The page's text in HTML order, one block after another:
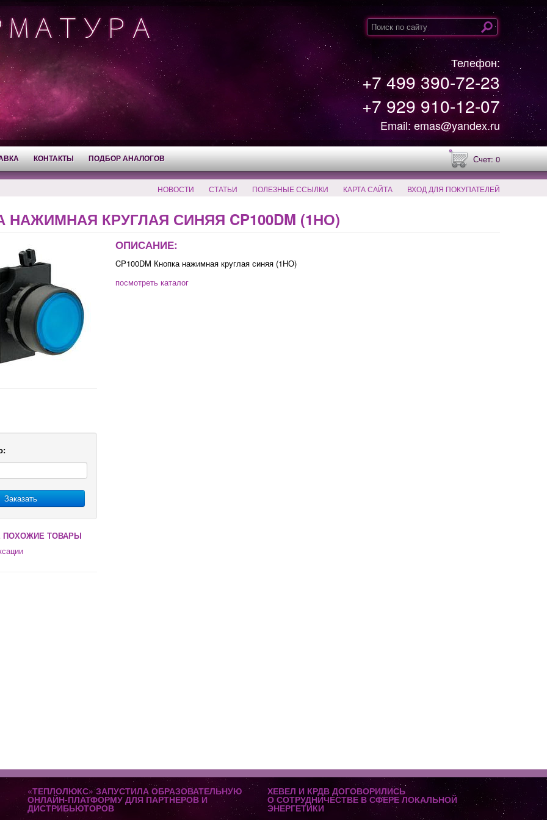
Телефон:
+7 499 390-72-23
+7 929 910-12-07
Email: emas@yandex.ru
КОНТАКТЫ ПОДБОР АНАЛОГОВ Счет: 0
НОВОСТИ СТАТЬИ ПОЛЕЗНЫЕ ССЫЛКИ КАРТА САЙТА ВХОД ДЛЯ ПОКУПАТЕЛЕЙ
НАЖИМНАЯ КРУГЛАЯ СИНЯЯ CP100DM (1НО)
Заказать
ПОХОЖИЕ ТОВАРЫ
ОПИСАНИЕ:
CP100DM Кнопка нажимная круглая синяя (1НО)
посмотреть каталог
«ТЕПЛОЛЮКС» ЗАПУСТИЛА ОБРАЗОВАТЕЛЬНУЮ
ОНЛАЙН-ПЛАТФОРМУ ДЛЯ ПАРТНЕРОВ И
ДИСТРИБЬЮТОРОВ
ХЕВЕЛ И КРДВ ДОГОВОРИЛИСЬ
О СОТРУДНИЧЕСТВЕ В СФЕРЕ ЛОКАЛЬНОЙ
ЭНЕРГЕТИКИ